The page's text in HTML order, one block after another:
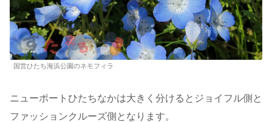
国営ひたち海浜公園のネモフィラ
ニューポートひたちなかは大きく分けるとジョイフル側と
ファッションクルーズ側となります。